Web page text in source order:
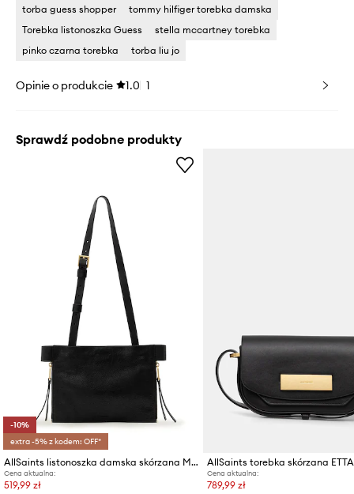
torba guess shopper
tommy hilfiger torebka damska
Torebka listonoszka Guess
stella mccartney torebka
pinko czarna torebka
torba liu jo
Opinie o produkcie 1.0 1
Sprawdź podobne produkty
-10%
extra -5% z kodem: OFF*
AllSaints listonoszka damska skórzana MARLO
Cena aktualna:
519,99 zł
AllSaints torebka skórzana ETTA
Cena aktualna:
789,99 zł